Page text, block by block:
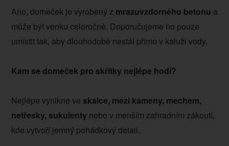
Ano, domeček je vyrobený z mrazuvzdorného betonu a
může být venku celoročně. Doporučujeme ho pouze
umístit tak, aby dlouhodobě nestál přímo v kaluži vody.
Kam se domeček pro skřítky nejlépe hodí?
Nejlépe vynikne ve skalce, mezi kameny, mechem,
netřesky, sukulenty nebo v menším zahradním zákoutí,
kde vytvoří jemný pohádkový detail.